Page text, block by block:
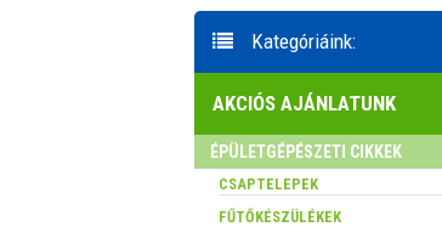
Kategóriáink:
AKCIÓS AJÁNLATUNK
ÉPÜLETGÉPÉSZETI CIKKEK
CSAPTELEPEK
FŰTŐKÉSZÜLÉKEK